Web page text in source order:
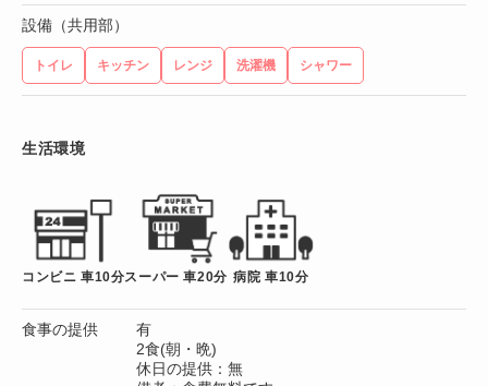
設備（共用部）
トイレ キッチン レンジ 洗濯機 シャワー
生活環境
コンビニ 車10分スーパー 車20分 病院 車10分
食事の提供
有
2食(朝・晩)
休日の提供：無